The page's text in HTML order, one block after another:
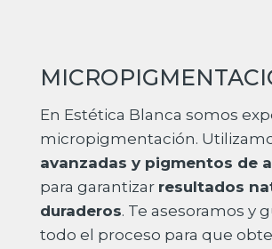
En Estética Blanca somos
micropigmentación.
avanzadas y pigmentos de
para garantizar resultados
duraderos. Te asesoramos y
todo el proceso para que